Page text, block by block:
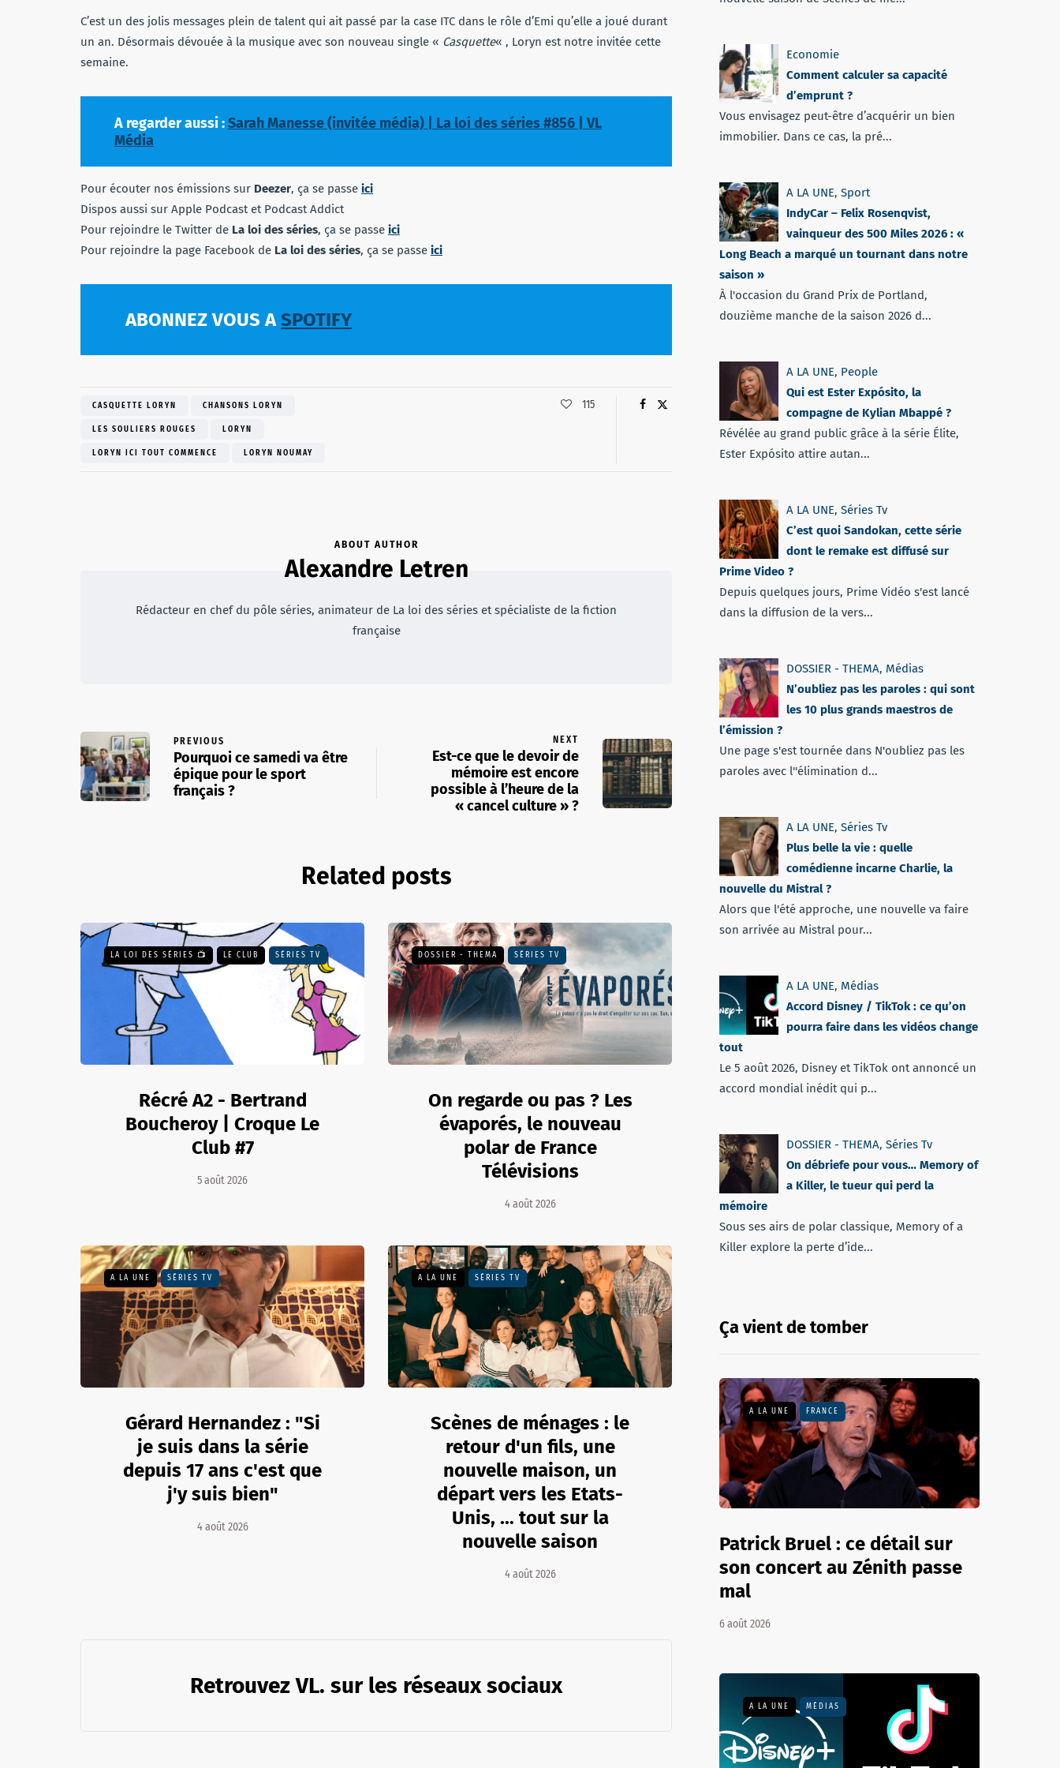
C’est un des jolis messages plein de talent qui ait passé par la case ITC dans le rôle d’Emi qu’elle a joué durant
un an. Désormais dévouée à la musique avec son nouveau single « Casquette« , Loryn est notre invitée cette
semaine.
A regarder aussi :Sarah Manesse (invitée média) | La loi des séries #856 | VL
Média
Pour écouter nos émissions sur Deezer, ça se passe ici
Dispos aussi sur Apple Podcast et Podcast Addict
Pour rejoindre le Twitter de La loi des séries, ça se passe ici
Pour rejoindre la page Facebook de La loi des séries, ça se passe ici
ABONNEZ VOUS ASPOTIFY
CASQUETTE LORYN CHANSONS LORYN
LES SOULIERS ROUGES LORYN
LORYN ICI TOUT COMMENCE LORYN NOUMAY
115
ABOUT AUTHOR
Alexandre Letren
Rédacteur en chef du pôle séries, animateur de La loi des séries et spécialiste de la fiction
française
PREVIOUS
Pourquoi ce samedi va être
épique pour le sport
français ?
NEXT
Est-ce que le devoir de
mémoire est encore
possible à l’heure de la
« cancel culture » ?
Related posts
LA LOI DES SÉRIES 📺 LE CLUB SÉRIES TV
Récré A2 - Bertrand
Boucheroy | Croque Le
Club #7
5 août 2026
DOSSIER - THEMA SÉRIES TV
On regarde ou pas ? Les
évaporés, le nouveau
polar de France
Télévisions
4 août 2026
A LA UNE SÉRIES TV
Gérard Hernandez : "Si
je suis dans la série
depuis 17 ans c'est que
j'y suis bien"
4 août 2026
A LA UNE SÉRIES TV
Scènes de ménages : le
retour d'un fils, une
nouvelle maison, un
départ vers les Etats-
Unis, ... tout sur la
nouvelle saison
4 août 2026
Retrouvez VL. sur les réseaux sociaux
Economie
Comment calculer sa capacité
d’emprunt ?
Vous envisagez peut-être d’acquérir un bien
immobilier. Dans ce cas, la pré...
A LA UNE, Sport
IndyCar – Felix Rosenqvist,
vainqueur des 500 Miles 2026 : «
Long Beach a marqué un tournant dans notre
saison »
À l'occasion du Grand Prix de Portland,
douzième manche de la saison 2026 d...
A LA UNE, People
Qui est Ester Expósito, la
compagne de Kylian Mbappé ?
Révélée au grand public grâce à la série Élite,
Ester Expósito attire autan...
A LA UNE, Séries Tv
C’est quoi Sandokan, cette série
dont le remake est diffusé sur
Prime Video ?
Depuis quelques jours, Prime Vidéo s'est lancé
dans la diffusion de la vers...
DOSSIER - THEMA, Médias
N’oubliez pas les paroles : qui sont
les 10 plus grands maestros de
l’émission ?
Une page s'est tournée dans N'oubliez pas les
paroles avec l''élimination d...
A LA UNE, Séries Tv
Plus belle la vie : quelle
comédienne incarne Charlie, la
nouvelle du Mistral ?
Alors que l'été approche, une nouvelle va faire
son arrivée au Mistral pour...
A LA UNE, Médias
Accord Disney / TikTok : ce qu’on
pourra faire dans les vidéos change
tout
Le 5 août 2026, Disney et TikTok ont annoncé un
accord mondial inédit qui p...
DOSSIER - THEMA, Séries Tv
On débriefe pour vous… Memory of
a Killer, le tueur qui perd la
mémoire
Sous ses airs de polar classique, Memory of a
Killer explore la perte d’ide...
Ça vient de tomber
A LA UNE FRANCE
Patrick Bruel : ce détail sur
son concert au Zénith passe
mal
6 août 2026
A LA UNE MÉDIAS